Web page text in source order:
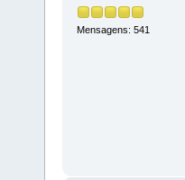
Mensagens: 541